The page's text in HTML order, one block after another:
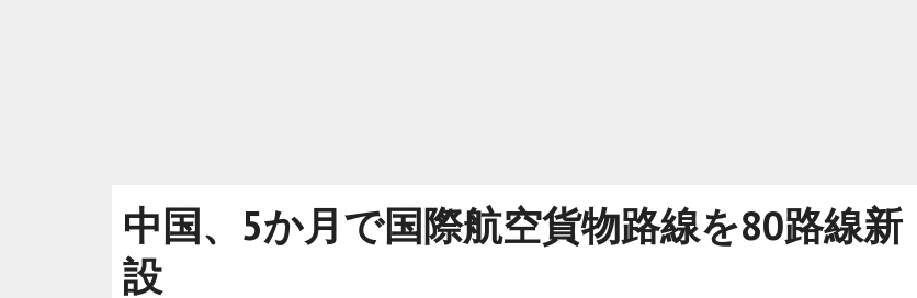
中国、5か月で国際航空貨物路線を80路線新
設